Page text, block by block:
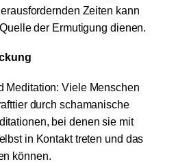
Zeiten kann
der Ermutigung dienen.
Meditation: Viele Menschen
durch schamanische
bei denen sie mit
in Kontakt treten und das
können.